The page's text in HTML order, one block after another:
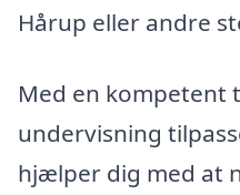
Hårup eller andre
Med en kompetent
undervisning
hjælper dig med at